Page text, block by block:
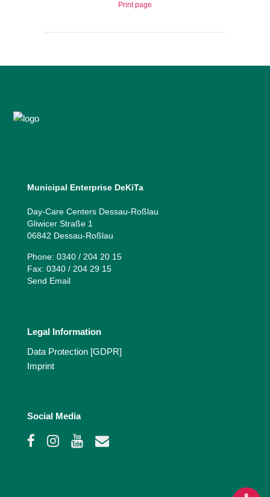
Print page
Municipal Enterprise DeKiTa
Day-Care Centers Dessau-Roßlau
Gliwicer Straße 1
06842 Dessau-Roßlau
Phone: 0340 / 204 20 15
Fax: 0340 / 204 29 15
Send Email
Legal Information
Data Protection [GDPR]
Imprint
Social Media